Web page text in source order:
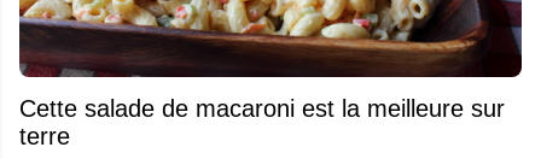
Cette salade de macaroni est la meilleure sur
terre